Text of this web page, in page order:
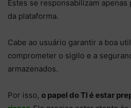
Estes se responsabilizam
da plataforma.
Cabe ao usuário garantir a boa
comprometer o sigilo e a
armazenados.
Por isso, o papel do TI é estar